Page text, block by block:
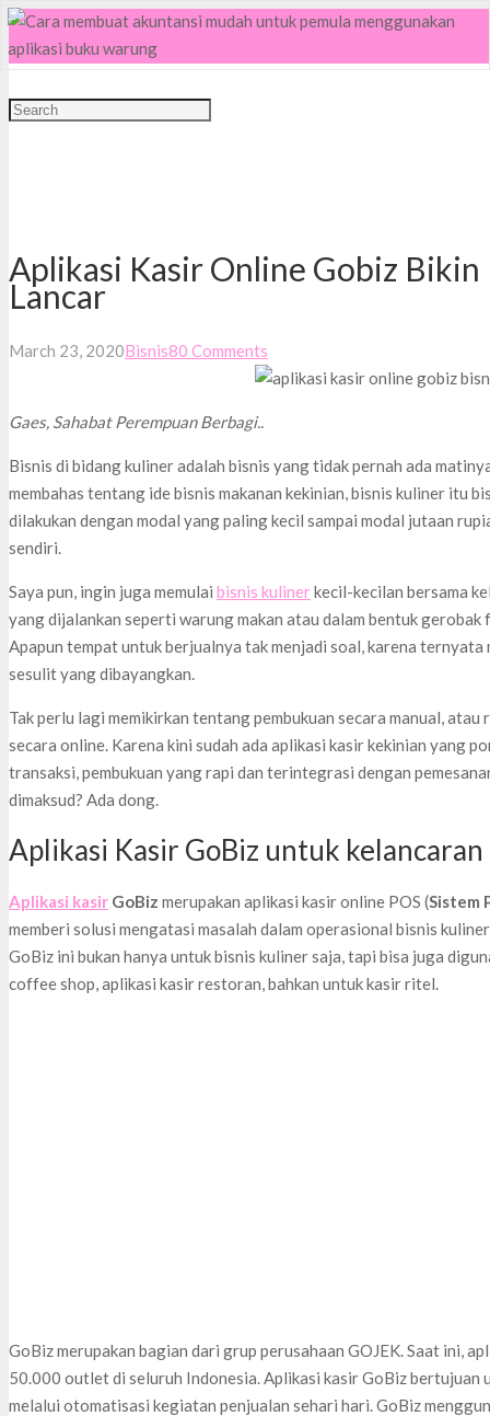
MENU
Aplikasi Kasir Online Gobiz
Lancar
March 23, 2020Bisnis80 Comments
Gaes, Sahabat Perempuan Berbagi..
Bisnis di bidang kuliner adalah bisnis yang tidak pernah ada
membahas tentang ide bisnis makanan kekinian, bisnis kuliner itu
dilakukan dengan modal yang paling kecil sampai modal jutaan
sendiri.
Saya pun, ingin juga memulai bisnis kulinerkecil-kecilan bersama
yang dijalankan seperti warung makan atau dalam bentuk
Apapun tempat untuk berjualnya tak menjadi soal, karena
sesulit yang dibayangkan.
Tak perlu lagi memikirkan tentang pembukuan secara manual,
secara online. Karena kini sudah ada aplikasi kasir kekinian yang
transaksi, pembukuan yang rapi dan terintegrasi dengan
dimaksud? Ada dong.
Aplikasi Kasir GoBiz untuk
Aplikasi kasir GoBiz merupakan aplikasi kasir online POS (Sistem
memberi solusi mengatasi masalah dalam operasional bisnis
GoBiz ini bukan hanya untuk bisnis kuliner saja, tapi bisa juga
coffee shop, aplikasi kasir restoran, bahkan untuk kasir ritel.
GoBiz merupakan bagian dari grup perusahaan GOJEK. Saat ini,
50.000 outlet di seluruh Indonesia. Aplikasi kasir GoBiz bertujuan
melalui otomatisasi kegiatan penjualan sehari hari. GoBiz